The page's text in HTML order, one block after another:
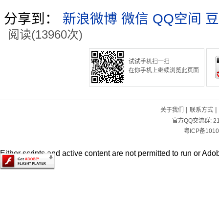
分享到： 新浪微博 微信 QQ空间
阅读(13960次)
试试手机扫一扫
在你手机上继续浏览此页面
关于我们 | 联系方式|
官方QQ交流群:
粤ICP备
Either scripts and active content are not permitted to run or